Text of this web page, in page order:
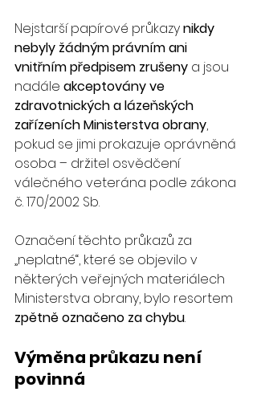
Nejstarší papírové průkazy nikdy
nebyly žádným právním ani
vnitřním předpisem zrušeny a jsou
nadále akceptovány ve
zdravotnických a lázeňských
zařízeních Ministerstva obrany,
pokud se jimi prokazuje oprávněná
osoba – držitel osvědčení
válečného veterána podle zákona
č. 170/2002 Sb.
Označení těchto průkazů za
„neplatné“, které se objevilo v
některých veřejných materiálech
Ministerstva obrany, bylo resortem
zpětně označeno za chybu.
Výměna průkazu není
povinná